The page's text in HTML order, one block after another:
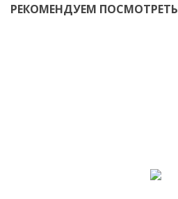
РЕКОМЕНДУЕМ ПОСМОТРЕТЬ